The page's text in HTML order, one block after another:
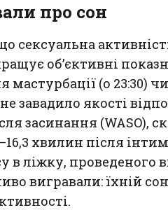
про сон
сексуальна
об’єктивні
мастурбації (о 23:30)
не завадило якості
засинання (WASO),
хвилин після
в ліжку, проведеного
вигравали: їхній